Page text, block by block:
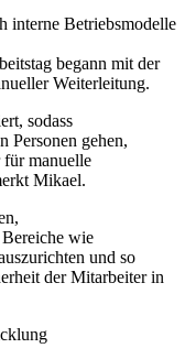
interne Betriebsmodelle
begann mit der
Weiterleitung.
sodass
Personen gehen,
manuelle
Mikael.
wie
und so
der Mitarbeiter in